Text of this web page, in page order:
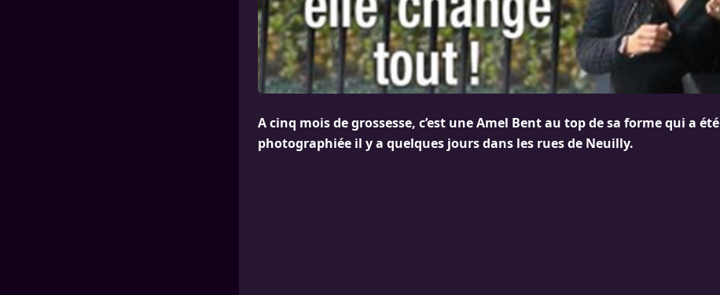
A cinq mois de grossesse, c’est une Amel Bent au top de sa forme qui a été
photographiée il y a quelques jours dans les rues de Neuilly.